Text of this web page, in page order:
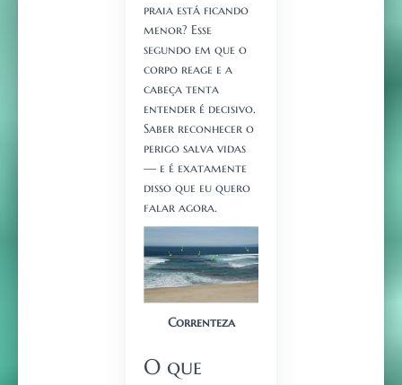
praia está ficando
menor? Esse
segundo em que o
corpo reage e a
cabeça tenta
entender é decisivo.
Saber reconhecer o
perigo salva vidas
— e é exatamente
disso que eu quero
falar agora.
Correnteza
O que